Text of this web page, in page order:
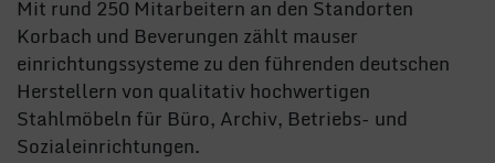
Mit rund 250 Mitarbeitern an den Standorten
Korbach und Beverungen zählt mauser
einrichtungssysteme zu den führenden deutschen
Herstellern von qualitativ hochwertigen
Stahlmöbeln für Büro, Archiv, Betriebs- und
Sozialeinrichtungen.